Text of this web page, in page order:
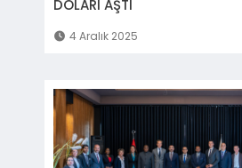
DOLARI AŞTI
4 Aralık 2025